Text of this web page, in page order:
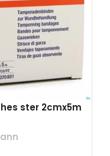
ster 2cmx5m